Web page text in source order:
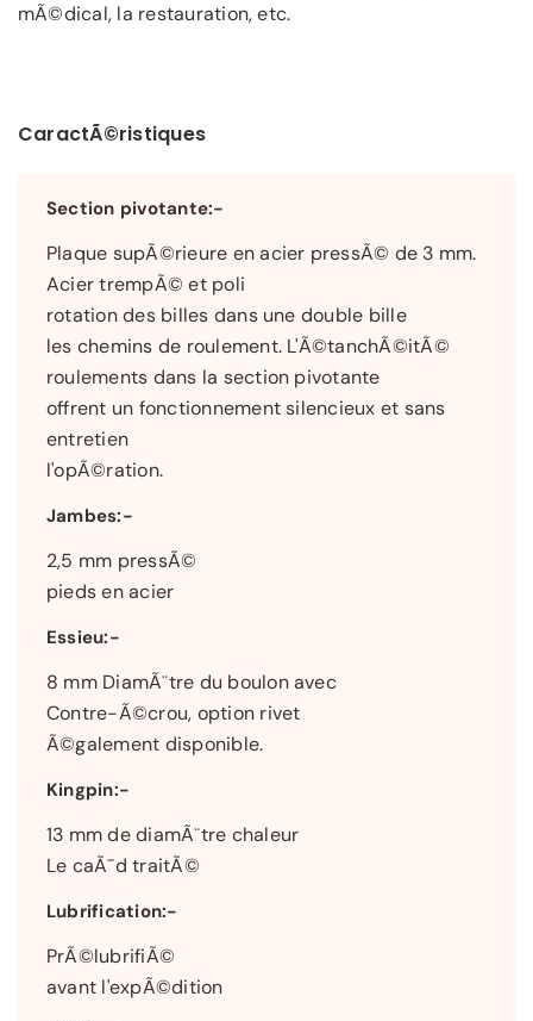
mÃ©dical, la restauration, etc.
CaractÃ©ristiques
Section pivotante:-
Plaque supÃ©rieure en acier pressÃ© de 3 mm.
Acier trempÃ© et poli
rotation des billes dans une double bille
les chemins de roulement. L'Ã©tanchÃ©itÃ©
roulements dans la section pivotante
offrent un fonctionnement silencieux et sans
entretien
l'opÃ©ration.
Jambes:-
2,5 mm pressÃ©
pieds en acier
Essieu:-
8 mm DiamÃ¨tre du boulon avec
Contre-Ã©crou, option rivet
Ã©galement disponible.
Kingpin:-
13 mm de diamÃ¨tre chaleur
Le caÃ¯d traitÃ©
Lubrification:-
PrÃ©lubrifiÃ©
avant l'expÃ©dition